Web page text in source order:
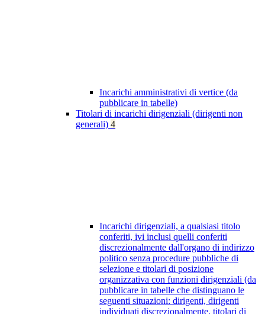
Incarichi amministrativi di vertice (da
pubblicare in tabelle)
Titolari di incarichi dirigenziali (dirigenti non
generali) 4
Incarichi dirigenziali, a qualsiasi titolo
conferiti, ivi inclusi quelli conferiti
discrezionalmente dall'organo di indirizzo
politico senza procedure pubbliche di
selezione e titolari di posizione
organizzativa con funzioni dirigenziali (da
pubblicare in tabelle che distinguano le
seguenti situazioni: dirigenti, dirigenti
individuati discrezionalmente, titolari di